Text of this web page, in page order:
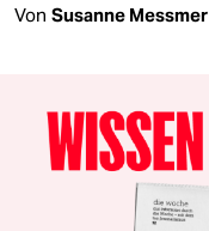
Von Susanne Messmer